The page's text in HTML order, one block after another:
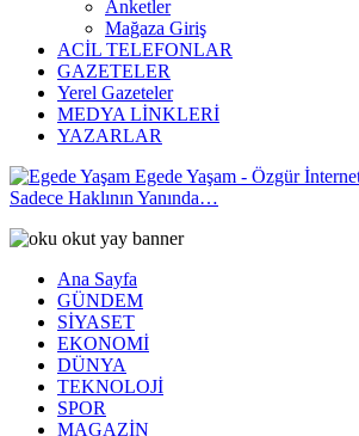
Anketler
Mağaza Giriş
ACİL TELEFONLAR
GAZETELER
Yerel Gazeteler
MEDYA LİNKLERİ
YAZARLAR
Egede Yaşam - Özgür
Sadece Haklının Yanında…
Ana Sayfa
GÜNDEM
SİYASET
EKONOMİ
DÜNYA
TEKNOLOJİ
SPOR
MAGAZİN